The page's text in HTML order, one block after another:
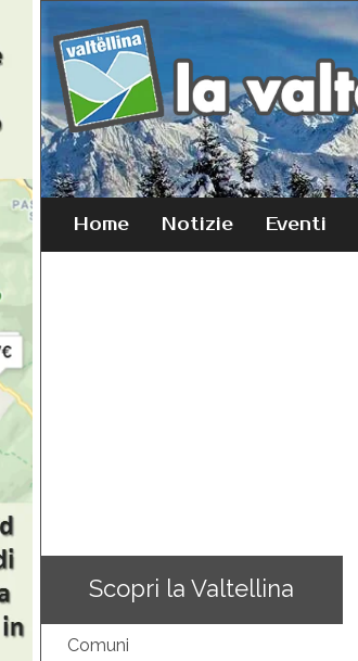
Home Notizie Eventi
Scopri la Valtellina
Comuni